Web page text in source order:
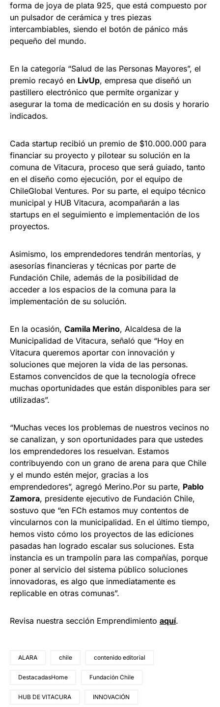
forma de joya de plata 925, que está compuesto por
un pulsador de cerámica y tres piezas
intercambiables, siendo el botón de pánico más
pequeño del mundo.
En la categoría “Salud de las Personas Mayores”, el
premio recayó en LivUp, empresa que diseñó un
pastillero electrónico que permite organizar y
asegurar la toma de medicación en su dosis y horario
indicados.
Cada startup recibió un premio de $10.000.000 para
financiar su proyecto y pilotear su solución en la
comuna de Vitacura, proceso que será guiado, tanto
en el diseño como ejecución, por el equipo de
ChileGlobal Ventures. Por su parte, el equipo técnico
municipal y HUB Vitacura, acompañarán a las
startups en el seguimiento e implementación de los
proyectos.
Asimismo, los emprendedores tendrán mentorías, y
asesorías financieras y técnicas por parte de
Fundación Chile, además de la posibilidad de
acceder a los espacios de la comuna para la
implementación de su solución.
En la ocasión, Camila Merino, Alcaldesa de la
Municipalidad de Vitacura, señaló que “Hoy en
Vitacura queremos aportar con innovación y
soluciones que mejoren la vida de las personas.
Estamos convencidos de que la tecnología ofrece
muchas oportunidades que están disponibles para ser
utilizadas”.
“Muchas veces los problemas de nuestros vecinos no
se canalizan, y son oportunidades para que ustedes
los emprendedores los resuelvan. Estamos
contribuyendo con un grano de arena para que Chile
y el mundo estén mejor, gracias a los
emprendedores”, agregó Merino.Por su parte, Pablo
Zamora, presidente ejecutivo de Fundación Chile,
sostuvo que “en FCh estamos muy contentos de
vincularnos con la municipalidad. En el último tiempo,
hemos visto cómo los proyectos de las ediciones
pasadas han logrado escalar sus soluciones. Esta
instancia es un trampolín para las compañías, porque
poner al servicio del sistema público soluciones
innovadoras, es algo que inmediatamente es
replicable en otras comunas”.
Revisa nuestra sección Emprendimiento aquí.
ALARA chile contenido editorial
DestacadasHome Fundación Chile
HUB DE VITACURA INNOVACIÓN